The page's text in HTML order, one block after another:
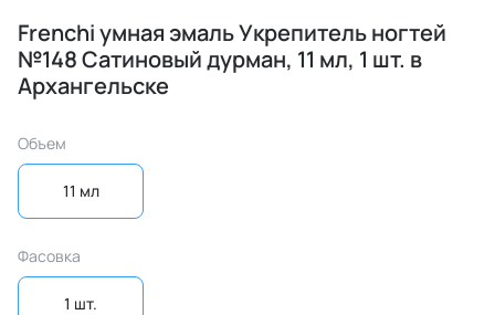
Frenchi умная эмаль Укрепитель ногтей
№148 Сатиновый дурман, 11 мл, 1 шт. в
Архангельске
Объем
11 мл
Фасовка
1 шт.